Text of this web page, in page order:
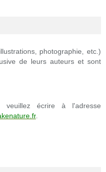
photographie, etc.)
de leurs auteurs et sont
veuillez écrire à l'adresse